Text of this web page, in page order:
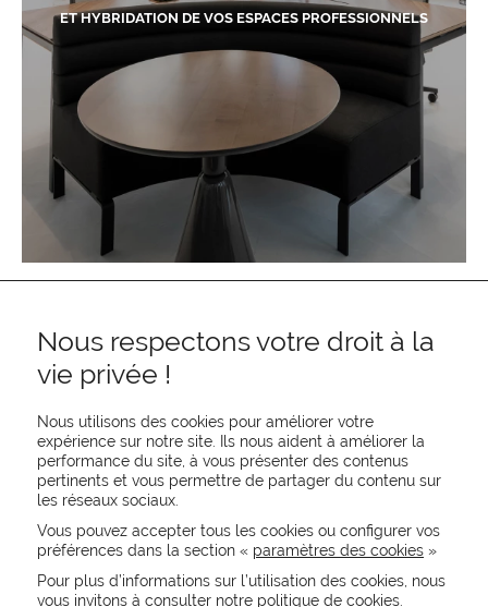
ET HYBRIDATION DE VOS ESPACES PROFESSIONNELS
REJOIGNEZ-NOUS
CONTACTEZ-NOUS
NEWSLETTER
Recevez les actualités MOORE en exclusivité
Nous respectons votre droit à la
vie privée !
Nous utilisons des cookies pour améliorer votre
expérience sur notre site. Ils nous aident à améliorer la
performance du site, à vous présenter des contenus
pertinents et vous permettre de partager du contenu sur
les réseaux sociaux.
Vous pouvez accepter tous les cookies ou configurer vos
préférences dans la section « paramètres des cookies »
Pour plus d’informations sur l’utilisation des cookies, nous
vous invitons à consulter notre politique de cookies.